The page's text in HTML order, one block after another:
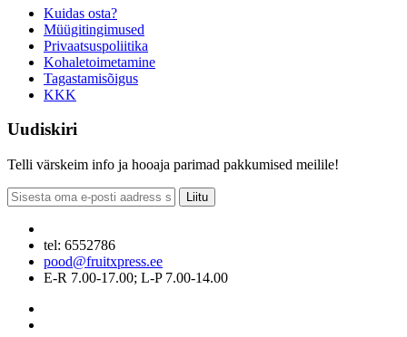
Kuidas osta?
Müügitingimused
Privaatsuspoliitika
Kohaletoimetamine
Tagastamisõigus
KKK
Uudiskiri
Telli värskeim info ja hooaja parimad pakkumised meilile!
Liitu
tel: 6552786
pood@fruitxpress.ee
E-R 7.00-17.00; L-P 7.00-14.00